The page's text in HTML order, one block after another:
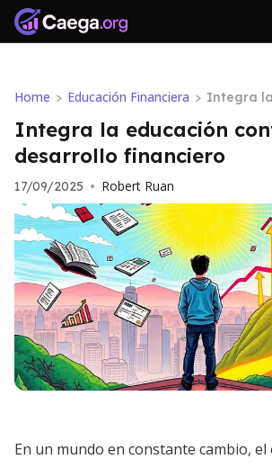
Home > Educación Financiera > Integra
nua en tu
ero
Integra la educación
desarrollo financiero
17/09/2025 • Robert Ruan
En un mundo en constante cambio,